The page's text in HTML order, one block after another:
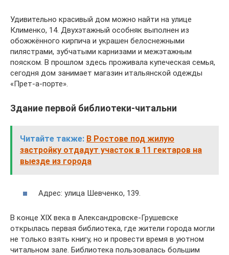
Удивительно красивый дом можно найти на улице
Клименко, 14. Двухэтажный особняк выполнен из
обожжённого кирпича и украшен белоснежными
пилястрами, зубчатыми карнизами и межэтажным
пояском. В прошлом здесь проживала купеческая семья,
сегодня дом занимает магазин итальянской одежды
«Прет-а-порте».
Здание первой библиотеки-читальни
Читайте также: В Ростове под жилую
застройку отдадут участок в 11 гектаров на
выезде из города
Адрес: улица Шевченко, 139.
В конце XIX века в Александровске-Грушевске
открылась первая библиотека, где жители города могли
не только взять книгу, но и провести время в уютном
читальном зале. Библиотека пользовалась большим